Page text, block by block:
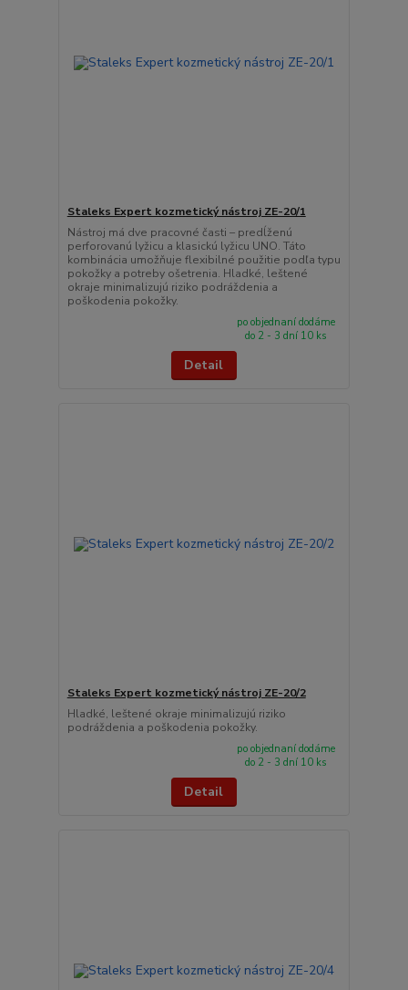
Staleks Expert kozmetický nástroj ZE-20/1
Nástroj má dve pracovné časti – predĺženú
perforovanú lyžicu a klasickú lyžicu UNO. Táto
kombinácia umožňuje flexibilné použitie podľa typu
pokožky a potreby ošetrenia. Hladké, leštené
okraje minimalizujú riziko podráždenia a
poškodenia pokožky.
po objednaní dodáme
do 2 - 3 dní 10 ks
Detail
Staleks Expert kozmetický nástroj ZE-20/2
Hladké, leštené okraje minimalizujú riziko
podráždenia a poškodenia pokožky.
po objednaní dodáme
do 2 - 3 dní 10 ks
Detail